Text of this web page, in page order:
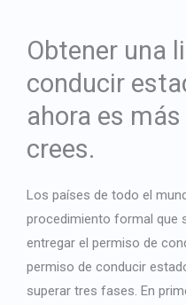
Obtener una
conducir
ahora es
crees.
Los países de todo el
procedimiento formal que
entregar el permiso de
permiso de conducir
superar tres fases. En